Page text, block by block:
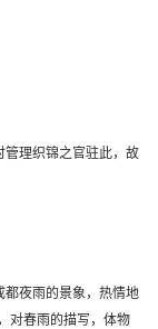
管理织锦之官驻此，故
都夜雨的景象，热情地
对春雨的描写，体物